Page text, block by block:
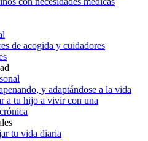
de acogida y cuidadores
y adaptándose a la vida
a tu hijo a vivir con una
tu vida diaria